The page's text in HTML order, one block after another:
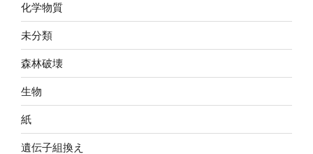
化学物質
未分類
森林破壊
生物
紙
遺伝子組換え